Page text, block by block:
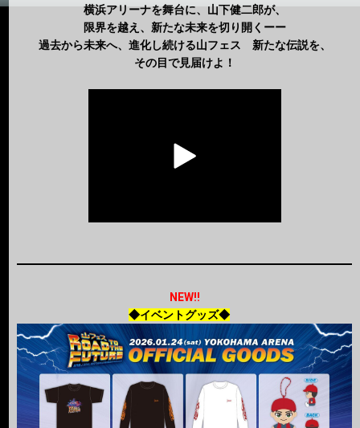
横浜アリーナを舞台に、山下健二郎が、
限界を越え、新たな未来を切り開くーー
過去から未来へ、進化し続ける山フェス 新たな伝説を、
その目で見届けよ！
NEW!!
◆イベントグッズ◆